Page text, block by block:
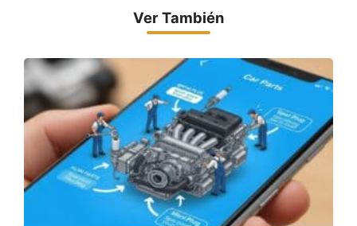
Ver También